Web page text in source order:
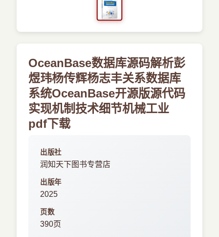
OceanBase数据库源码解析彭
煜玮杨传辉杨志丰关系数据库
系统OceanBase开源版源代码
实现机制技术细节机械工业
pdf下载
出版社
润知天下图书专营店
出版年
2025
页数
390页